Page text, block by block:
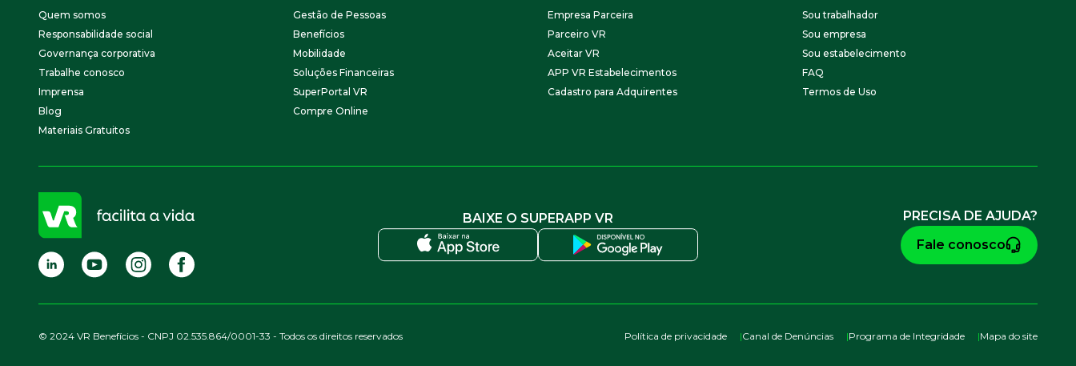
Quem somos
Responsabilidade social
Governança corporativa
Trabalhe conosco
Imprensa
Blog
Materiais Gratuitos
Gestão de Pessoas
Benefícios
Mobilidade
Soluções Financeiras
SuperPortal VR
Compre Online
Empresa Parceira
Parceiro VR
Aceitar VR
APP VR Estabelecimentos
Cadastro para Adquirentes
Sou trabalhador
Sou empresa
Sou estabelecimento
FAQ
Termos de Uso
BAIXE O SUPERAPP VR
PRECISA DE AJUDA?
Fale conosco
© 2024 VR Benefícios - CNPJ 02.535.864/0001-33 - Todos os direitos reservados Política de privacidade Canal de Denúncias Programa de Integridade Mapa do site